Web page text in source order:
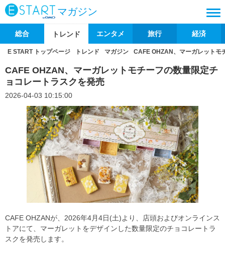
マガジン
総合 トレンド エンタメ 旅行 経済
E START トップページ トレンド マガジン CAFE OHZAN、マーガレットモ
CAFE OHZAN、マーガレットモチーフの数量限定チ
ョコレートラスクを発売
2026-04-03 10:15:00
CAFE OHZANが、2026年4月4日(土)より、店頭およびオンラインス
トアにて、マーガレットをデザインした数量限定のチョコレートラ
スクを発売します。